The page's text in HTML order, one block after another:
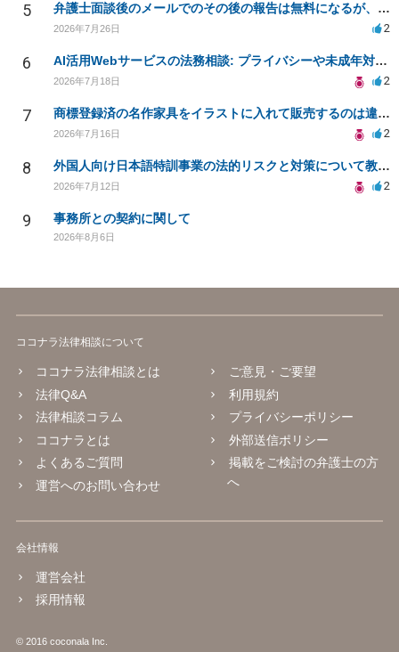
5 弁護士面談後のメールでのその後の報告は無料になるが、弁護士として興味ありますか？
2026年7月26日 2
6 AI活用Webサービスの法務相談: プライバシーや未成年対応など
2026年7月18日 2
7 商標登録済の名作家具をイラストに入れて販売するのは違法でしょうか
2026年7月16日 2
8 外国人向け日本語特訓事業の法的リスクと対策について教えてください
2026年7月12日 2
9 事務所との契約に関して
2026年8月6日
ココナラ法律相談について
ココナラ法律相談とは
法律Q&A
法律相談コラム
ココナラとは
よくあるご質問
運営へのお問い合わせ
ご意見・ご要望
利用規約
プライバシーポリシー
外部送信ポリシー
掲載をご検討の弁護士の方
へ
会社情報
運営会社
採用情報
© 2016 coconala Inc.